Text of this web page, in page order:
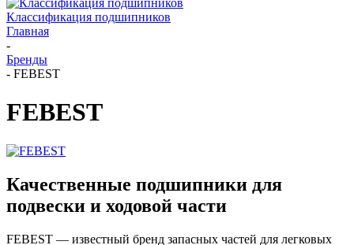
Классификация подшипников
Главная
-
Бренды
- FEBEST
FEBEST
Качественные подшипники для
подвески и ходовой части
FEBEST — известный бренд запасных частей для легковых